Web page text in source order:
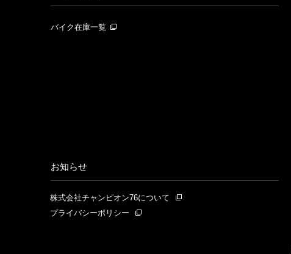
バイク在庫一覧
お知らせ
株式会社チャンピオン76について
プライバシーポリシー